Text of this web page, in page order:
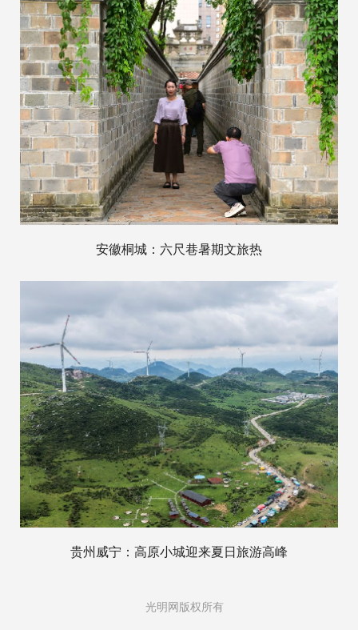
安徽桐城：六尺巷暑期文旅热
贵州威宁：高原小城迎来夏日旅游高峰
光明网版权所有